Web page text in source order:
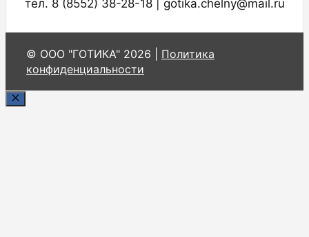
тел. 8 (8552) 38-28-18 | gotika.chelny@mail.ru
© ООО "ГОТИКА" 2026 | Политика
конфиденциальности
Закрыть